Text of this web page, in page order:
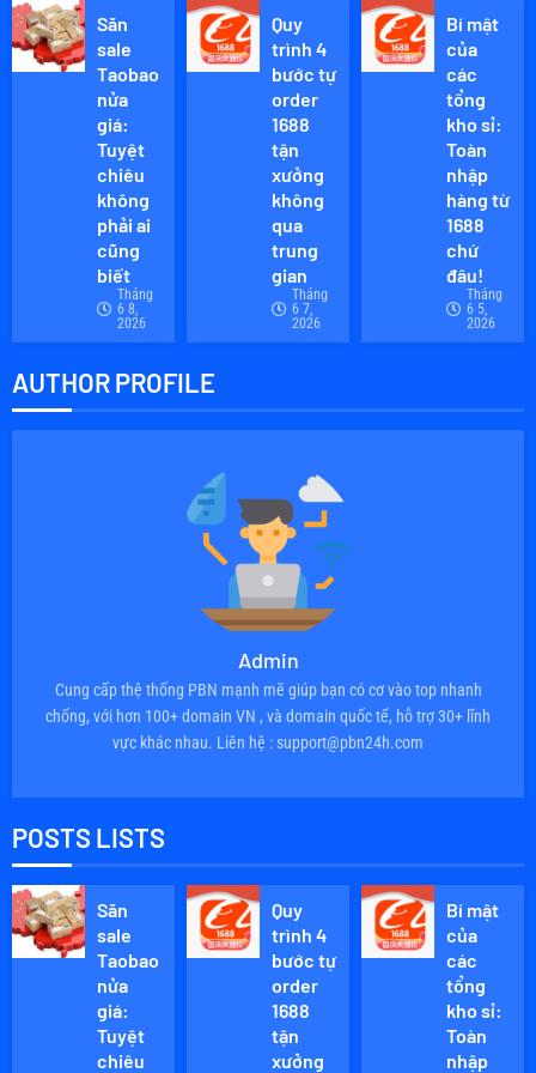
Săn
sale
Taobao
nửa
giá:
Tuyệt
chiêu
không
phải ai
cũng
biết
Tháng
6 8,
2026
Quy
trình 4
bước tự
order
1688
tận
xưởng
không
qua
trung
gian
Tháng
6 7,
2026
Bí mật
của
các
tổng
kho sỉ:
Toàn
nhập
hàng từ
1688
chứ
đâu!
Tháng
6 5,
2026
AUTHOR PROFILE
Admin
Cung cấp thệ thống PBN mạnh mẽ giúp bạn có cơ vào top nhanh
chống, với hơn 100+ domain VN , và domain quốc tế, hỗ trợ 30+ lĩnh
vực khác nhau. Liên hệ : support@pbn24h.com
POSTS LISTS
Săn
sale
Taobao
nửa
giá:
Tuyệt
chiêu
Quy
trình 4
bước tự
order
1688
tận
xưởng
Bí mật
của
các
tổng
kho sỉ:
Toàn
nhập